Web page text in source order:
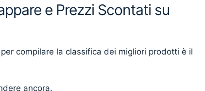
e Prezzi Scontati su
compilare la classifica dei migliori prodotti è il
ancora.